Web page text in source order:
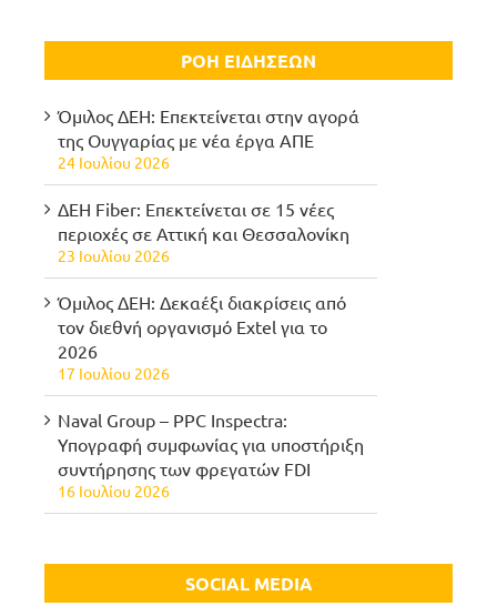
ΡΟΗ ΕΙΔΗΣΕΩΝ
Όμιλος ΔΕΗ: Επεκτείνεται στην αγορά
της Ουγγαρίας με νέα έργα ΑΠΕ
24 Ιουλίου 2026
ΔΕΗ Fiber: Επεκτείνεται σε 15 νέες
περιοχές σε Αττική και Θεσσαλονίκη
23 Ιουλίου 2026
Όμιλος ΔΕΗ: Δεκαέξι διακρίσεις από
τον διεθνή οργανισμό Extel για το
2026
17 Ιουλίου 2026
Naval Group – PPC Inspectra:
Υπογραφή συμφωνίας για υποστήριξη
συντήρησης των φρεγατών FDI
16 Ιουλίου 2026
SOCIAL MEDIA